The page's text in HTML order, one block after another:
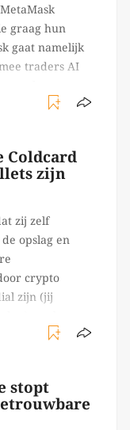
graag hun
gaat namelijk
traders AI
uitvoeren van
Coldcard
zijn
zij zelf
opslag en
crypto
zijn (jij
op 29 juli
stopt